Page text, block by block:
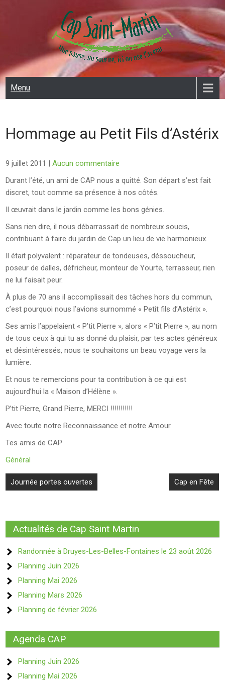
CAP SAINT MARTIN
Menu
Hommage au Petit Fils d’Astérix
9 juillet 2011 |Aucun commentaire
Durant l’été, un ami de CAP nous a quitté. Son départ s’est fait
discret, tout comme sa présence à nos côtés.
Il œuvrait dans le jardin comme les bons génies.
Sans rien dire, il nous débarrassait de nombreux soucis,
contribuant à faire du jardin de Cap un lieu de vie harmonieux.
Il était polyvalent : réparateur de tondeuses, déssoucheur,
poseur de dalles, défricheur, monteur de Yourte, terrasseur, rien
ne lui faisait peur.
À plus de 70 ans il accomplissait des tâches hors du commun,
c’est pourquoi nous l’avions surnommé « Petit fils d’Astérix ».
Ses amis l’appelaient « P’tit Pierre », alors « P’tit Pierre », au nom
de tous ceux à qui tu as donné du plaisir, par tes actes généreux
et désintéressés, nous te souhaitons un beau voyage vers la
lumière.
Et nous te remercions pour ta contribution à ce qui est
aujourd’hui la « Maison d’Hélène ».
P’tit Pierre, Grand Pierre, MERCI !!!!!!!!!!!
Avec toute notre Reconnaissance et notre Amour.
Tes amis de CAP.
Général
Navigation
de
Journée portes ouvertes Cap en Fête
Actualités de Cap Saint Martin
Randonnée à Druyes-Les-Belles-Fontaines le 23 août 2026
Planning Juin 2026
Planning Mai 2026
Planning Mars 2026
Planning de février 2026
Agenda CAP
Planning Juin 2026
Planning Mai 2026